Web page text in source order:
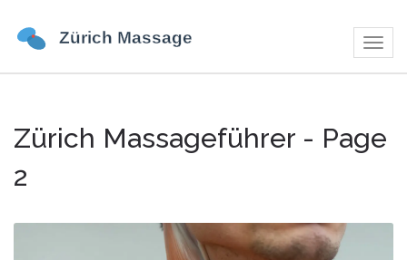
Zürich Massageführer - Page
2